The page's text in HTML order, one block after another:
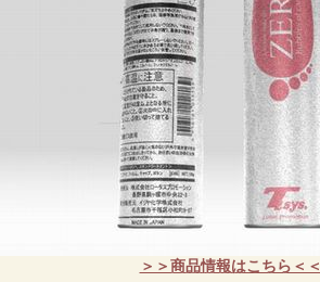
＞＞商品情報はこちら＜＜